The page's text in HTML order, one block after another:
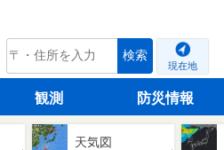
tenki.jp 検索
現在地
観測 防災情報
天気図